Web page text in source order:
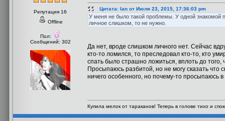
Репутация 16
Offline
Пол:
Сообщений: 302
Цитата: Ian от Июля 23, 2015, 17:36:03 pm
У меня не было такой проблемы. У одной знакомой
личное слишком, то не нужно.
Да нет, вроде слишком личного нет. Сейчас
кто-то ломился, то преследовал кто-то, кто
спать было страшно ложиться, вплоть до
Просыпаюсь разбитой, но не могу сказать что
ничего особенного, но почему-то просыпаюсь
Купила мелок от тараканов! Теперь в голове тихо и